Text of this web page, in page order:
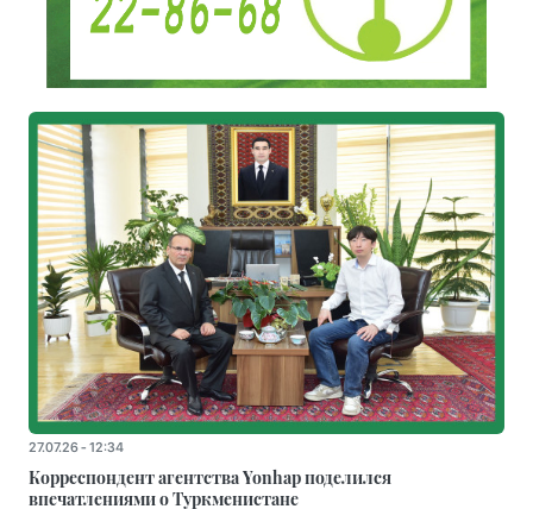
27.07.26 - 12:34
Корреспондент агентства Yonhap поделился
впечатлениями о Туркменистане